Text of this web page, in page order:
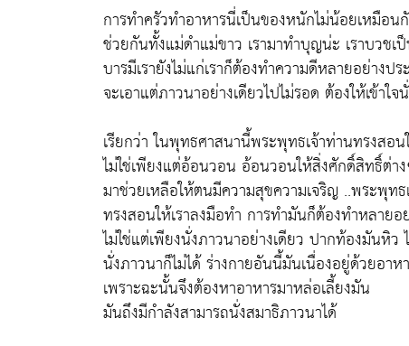
การทำครัวทำอาหารนี่เป็นของหนักไม่น้อยเหมือ
ช่วยกันทั้งแม่ดำแม่ขาว เรามาทำบุญน่ะ เราบวชเ
บารมีเรายังไม่แก่เราก็ต้องทำความดีหลายอย่างป
จะเอาแต่ภาวนาอย่างเดียวไปไม่รอด ต้องให้เข้าใ
เรียกว่า ในพุทธศาสนานี้พระพุทธเจ้าท่านทรงสอ
ไม่ใช่เพียงแต่อ้อนวอน อ้อนวอนให้สิ่งศักดิ์สิทธิ์ต่า
มาช่วยเหลือให้ตนมีความสุขความเจริญ ..พระพุท
ทรงสอนให้เราลงมือทำ การทำมันก็ต้องทำหลายอ
ไม่ใช่แต่เพียงนั่งภาวนาอย่างเดียว ปากท้องมันหิว
นั่งภาวนาก็ไม่ได้ ร่างกายอันนี้มันเนื่องอยู่ด้วยอาห
เพราะฉะนั้นจึงต้องหาอาหารมาหล่อเลี้ยงมัน
มันถึงมีกำลังสามารถนั่งสมาธิภาวนาได้